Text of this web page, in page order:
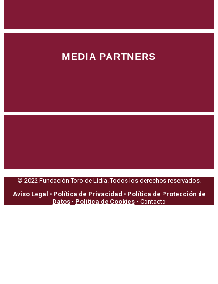
MEDIA PARTNERS
© 2022 Fundación Toro de Lidia. Todos los derechos reservados.
Aviso Legal • Política de Privacidad • Política de Protección de
Datos• Política de Cookies• Contacto